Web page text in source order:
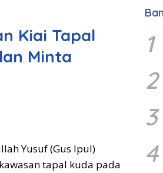
Kiai Tapal
Minta
Yusuf (Gus Ipul)
tapal kuda pada
1
2
3
4